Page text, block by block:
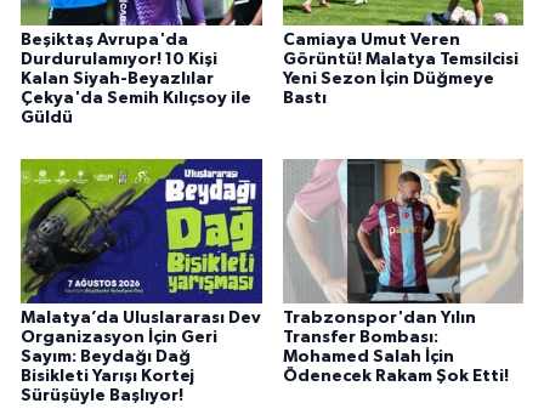
Beşiktaş Avrupa'da
Durdurulamıyor! 10 Kişi
Kalan Siyah-Beyazlılar
Çekya'da Semih Kılıçsoy ile
Güldü
Camiaya Umut Veren
Görüntü! Malatya Temsilcisi
Yeni Sezon İçin Düğmeye
Bastı
Malatya’da Uluslararası Dev
Organizasyon İçin Geri
Sayım: Beydağı Dağ
Bisikleti Yarışı Kortej
Sürüşüyle Başlıyor!
Trabzonspor'dan Yılın
Transfer Bombası:
Mohamed Salah İçin
Ödenecek Rakam Şok Etti!